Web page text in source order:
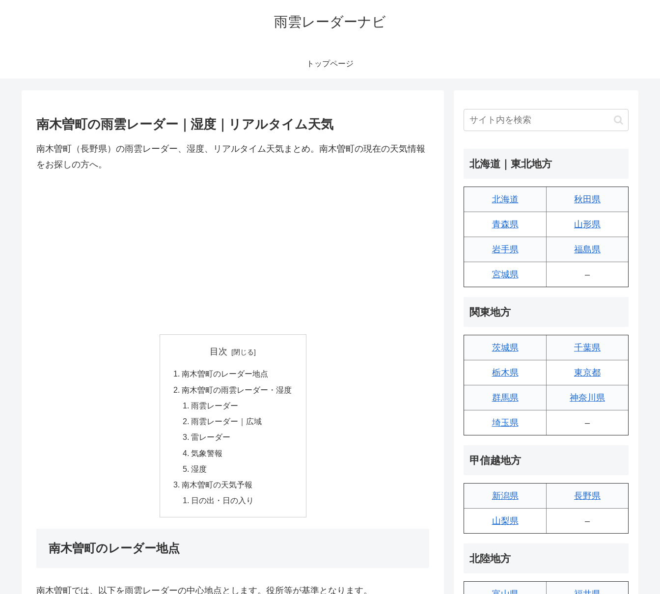
雨雲レーダーナビ
トップページ
南木曽町の雨雲レーダー｜湿度｜リアルタイム天気
南木曽町（長野県）の雨雲レーダー、湿度、リアルタイム天気まとめ。南木曽町の現在の天気情報
をお探しの方へ。
目次
南木曽町のレーダー地点
南木曽町の雨雲レーダー・湿度
雨雲レーダー
雨雲レーダー｜広域
雷レーダー
気象警報
湿度
南木曽町の天気予報
日の出・日の入り
南木曽町のレーダー地点
南木曽町では、以下を雨雲レーダーの中心地点とします。役所等が基準となります。
北海道｜東北地方
北海道 秋田県
青森県 山形県
岩手県 福島県
宮城県 –
関東地方
茨城県 千葉県
栃木県 東京都
群馬県 神奈川県
埼玉県 –
甲信越地方
新潟県 長野県
山梨県 –
北陸地方